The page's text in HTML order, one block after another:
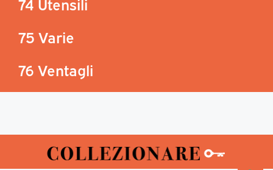
75 Varie
76 Ventagli